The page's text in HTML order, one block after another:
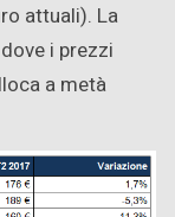
attuali). La
i prezzi
a metà